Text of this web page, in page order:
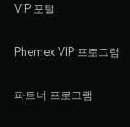
VIP 포털
Phemex VIP 프로그램
파트너 프로그램